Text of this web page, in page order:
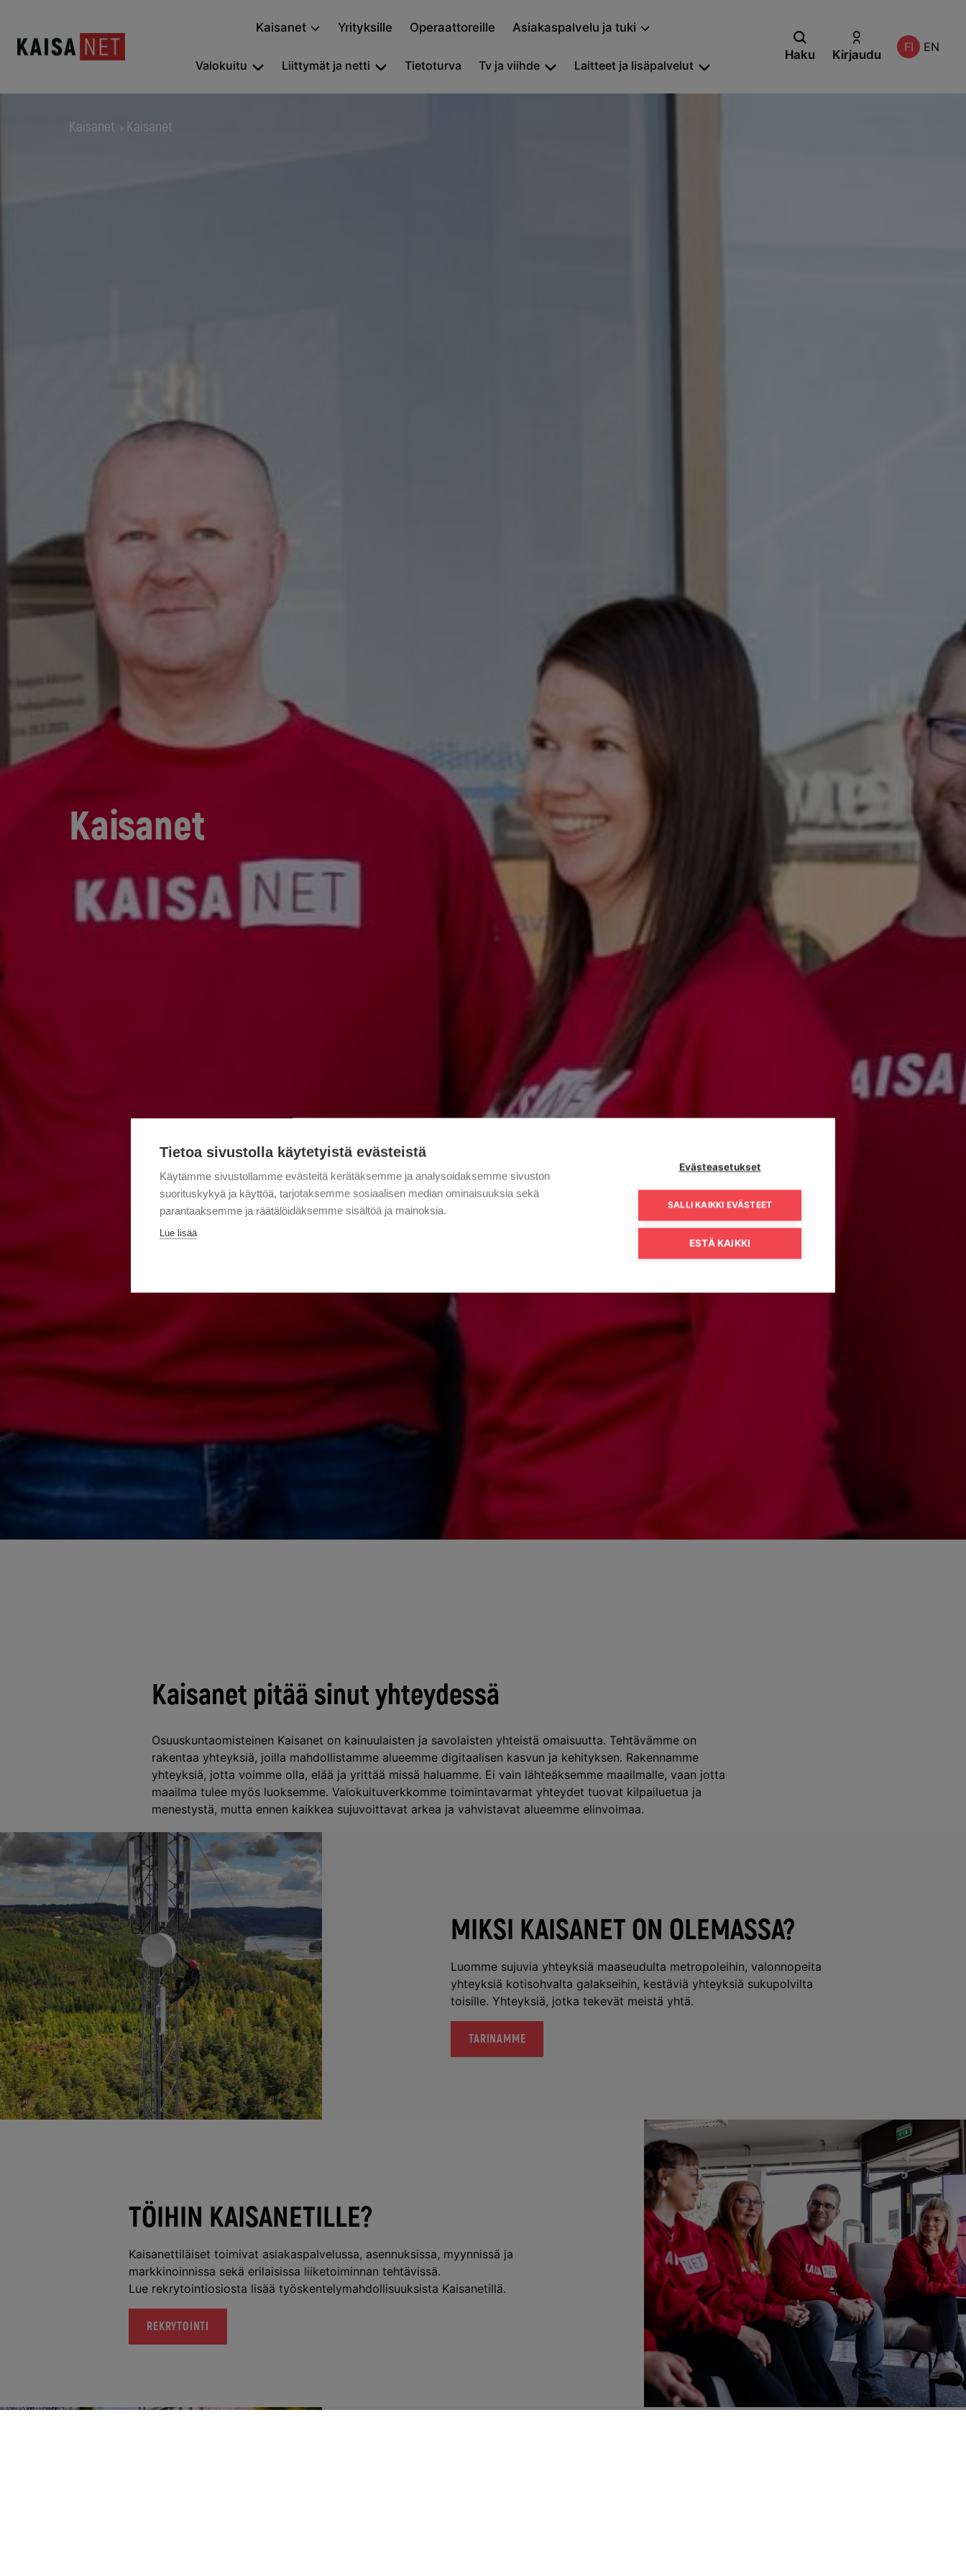
Kaisanet Yrityksille Operaattoreille Asiakaspalvelu ja tuki
Valokuitu Liittymät ja netti Tietoturva Tv ja viihde Laitteet ja lisäpalvelut
Haku Kirjaudu
FI EN
Kaisanet › Kaisanet
Kaisanet
Kaisanet pitää sinut yhteydessä
Osuuskuntaomisteinen Kaisanet on kainuulaisten ja savolaisten yhteistä omaisuutta. Tehtävämme on
rakentaa yhteyksiä, joilla mahdollistamme alueemme digitaalisen kasvun ja kehityksen. Rakennamme
yhteyksiä, jotta voimme olla, elää ja yrittää missä haluamme. Ei vain lähteäksemme maailmalle, vaan jotta
maailma tulee myös luoksemme. Valokuituverkkomme toimintavarmat yhteydet tuovat kilpailuetua ja
menestystä, mutta ennen kaikkea sujuvoittavat arkea ja vahvistavat alueemme elinvoimaa.
MIKSI KAISANET ON OLEMASSA?
Luomme sujuvia yhteyksiä maaseudulta metropoleihin, valonnopeita
yhteyksiä kotisohvalta galakseihin, kestäviä yhteyksiä sukupolvilta
toisille. Yhteyksiä, jotka tekevät meistä yhtä.
TARINAMME
TÖIHIN KAISANETILLE?
Kaisanettiläiset toimivat asiakaspalvelussa, asennuksissa, myynnissä ja
markkinoinnissa sekä erilaisissa liiketoiminnan tehtävissä.
Lue rekrytointiosiosta lisää työskentelymahdollisuuksista Kaisanetillä.
REKRYTOINTI
Tietoa sivustolla käytetyistä evästeistä
Käytämme sivustollamme evästeitä kerätäksemme ja analysoidaksemme sivuston
suorituskykyä ja käyttöä, tarjotaksemme sosiaalisen median ominaisuuksia sekä
parantaaksemme ja räätälöidäksemme sisältöä ja mainoksia.
Lue lisää
Evästeasetukset
SALLI KAIKKI EVÄSTEET
ESTÄ KAIKKI